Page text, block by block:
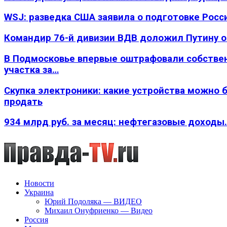
WSJ: разведка США заявила о подготовке
Командир 76-й дивизии ВДВ доложил Путину
В Подмосковье впервые оштрафовали
участка за…
Скупка электроники: какие устройства можно
продать
934 млрд руб. за месяц: нефтегазовые
Новости
Украина
Юрий Подоляка — ВИДЕО
Михаил Онуфриенко — Видео
Россия